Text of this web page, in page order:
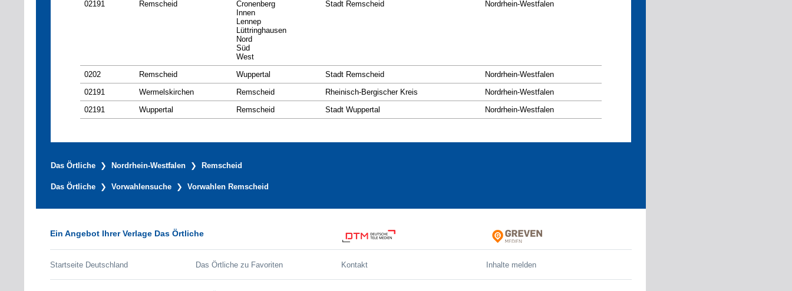
02191
Remscheid
Cronenberg
Innen
Lennep
Lüttringhausen
Nord
Süd
West
Stadt Remscheid Nordrhein-Westfalen
0202 Remscheid Wuppertal Stadt Remscheid
Nordrhein-Westfalen
02191
Wermelskirchen Remscheid Rheinisch-Bergischer Kreis
Nordrhein-Westfalen
02191
Wuppertal Remscheid Stadt Wuppertal Nordrhein-Westfalen
Das Örtliche Nordrhein-Westfalen Remscheid
Das Örtliche Vorwahlensuche Vorwahlen Remscheid
Ein Angebot Ihrer Verlage Das Örtliche
Startseite Deutschland Das Örtliche zu Favoriten Kontakt Inhalte melden